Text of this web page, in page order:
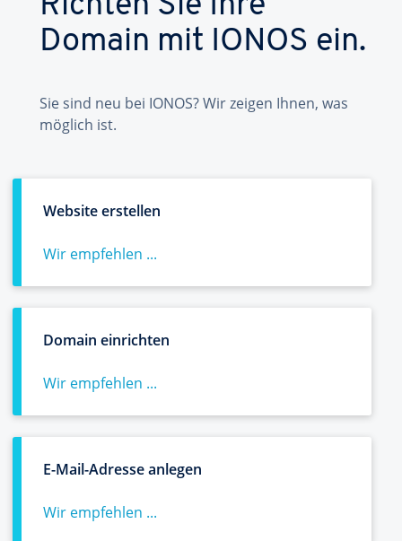
Domain mit IONOS ein.
Sie sind neu bei IONOS? Wir zeigen Ihnen, was
möglich ist.
Website erstellen
Wir empfehlen ...
Domain einrichten
Wir empfehlen ...
E-Mail-Adresse anlegen
Wir empfehlen ...